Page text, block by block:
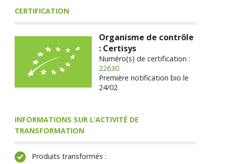
CERTIFICATION
Organisme de contrôle
: Certisys
Numéro(s) de certification :
22630
Première notification bio le
24/02
INFORMATIONS SUR L’ACTIVITÉ DE
TRANSFORMATION
Produits transformés :